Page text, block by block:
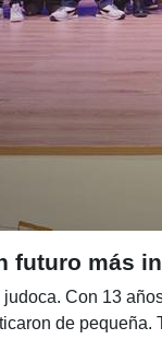
futuro más
Con 13
de